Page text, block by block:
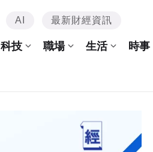
AI 最新財經資訊
科技 職場 生活 時事